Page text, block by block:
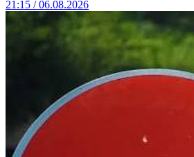
21:15 / 06.08.2026